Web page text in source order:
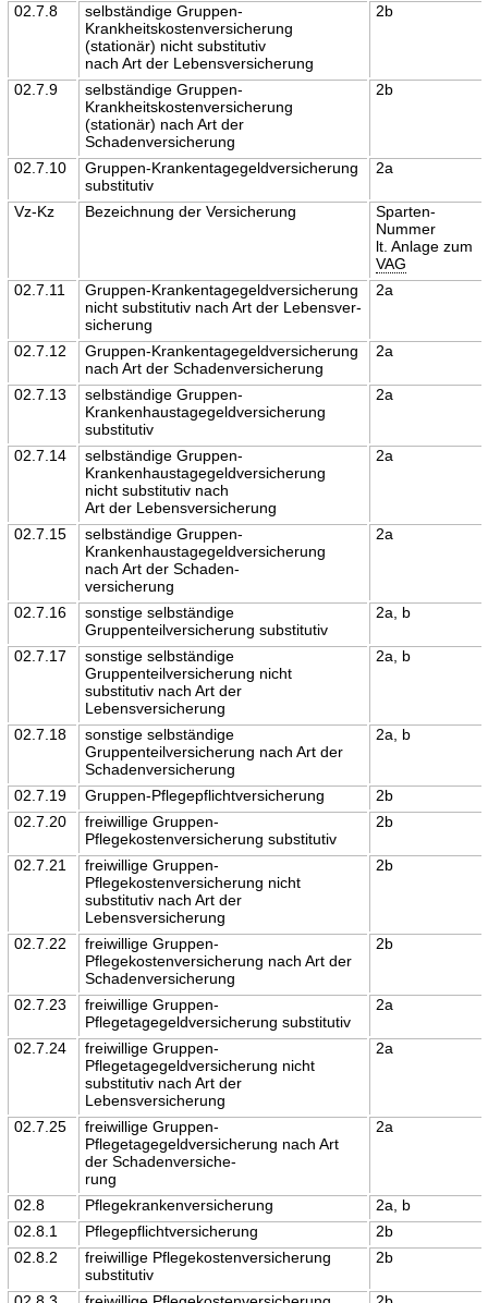
02.7.8
selbständige Gruppen-
Krankheitskostenversicherung
(stationär) nicht substitutiv
nach Art der Lebensversicherung
2b
02.7.9
selbständige Gruppen-
Krankheitskostenversicherung
(stationär) nach Art der
Schadenversicherung
2b
02.7.10
Gruppen-Krankentagegeldversicherung
substitutiv
2a
Vz-Kz Bezeichnung der Versicherung
Sparten-
Nummer
lt. Anlage zum
VAG
02.7.11
Gruppen-Krankentagegeldversicherung
nicht substitutiv nach Art der Lebensver-
sicherung
2a
02.7.12
Gruppen-Krankentagegeldversicherung
nach Art der Schadenversicherung
2a
02.7.13
selbständige Gruppen-
Krankenhaustagegeldversicherung
substitutiv
2a
02.7.14
selbständige Gruppen-
Krankenhaustagegeldversicherung
nicht substitutiv nach
Art der Lebensversicherung
2a
02.7.15
selbständige Gruppen-
Krankenhaustagegeldversicherung
nach Art der Schaden-
versicherung
2a
02.7.16
sonstige selbständige
Gruppenteilversicherung substitutiv
2a, b
02.7.17
sonstige selbständige
Gruppenteilversicherung nicht
substitutiv nach Art der
Lebensversicherung
2a, b
02.7.18
sonstige selbständige
Gruppenteilversicherung nach Art der
Schadenversicherung
2a, b
02.7.19 Gruppen-Pflegepflichtversicherung
2b
02.7.20
freiwillige Gruppen-
Pflegekostenversicherung substitutiv
2b
02.7.21
freiwillige Gruppen-
Pflegekostenversicherung nicht
substitutiv nach Art der
Lebensversicherung
2b
02.7.22
freiwillige Gruppen-
Pflegekostenversicherung nach Art der
Schadenversicherung
2b
02.7.23
freiwillige Gruppen-
Pflegetagegeldversicherung substitutiv
2a
02.7.24
freiwillige Gruppen-
Pflegetagegeldversicherung nicht
substitutiv nach Art der
Lebensversicherung
2a
02.7.25
freiwillige Gruppen-
Pflegetagegeldversicherung nach Art
der Schadenversiche-
rung
2a
02.8 Pflegekrankenversicherung
2a, b
02.8.1
Pflegepflichtversicherung
2b
02.8.2
freiwillige Pflegekostenversicherung
substitutiv
2b